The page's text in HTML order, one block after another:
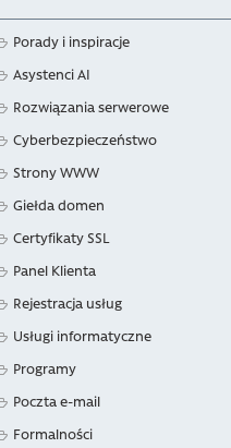
Porady i inspiracje
Asystenci AI
Rozwiązania serwerowe
Cyberbezpieczeństwo
Strony WWW
Giełda domen
Certyfikaty SSL
Panel Klienta
Rejestracja usług
Usługi informatyczne
Programy
Poczta e-mail
Formalności